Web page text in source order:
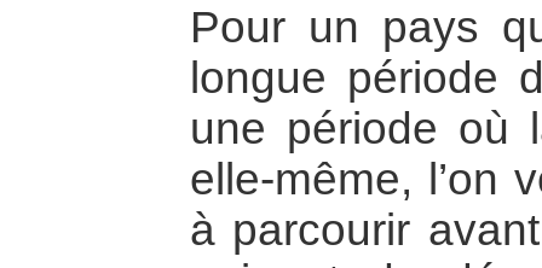
Pour un pays
longue période
une période où
elle-même, l’on
à parcourir